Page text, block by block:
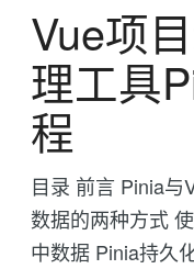
Vue项
理工具
程
目录 前言 Pinia与
数据的两种方式
中数据 Pinia持久